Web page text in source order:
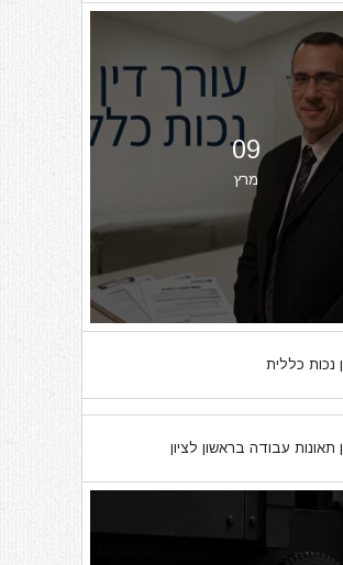
09
מרץ
נכות כללית
07
מרץ
תאונות עבודה בראשון לציון